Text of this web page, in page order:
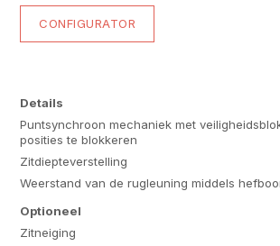
CONFIGURATOR
Details
Puntsynchroon mechaniek met
posities te blokkeren
Zitdiepteverstelling
Weerstand van de rugleuning middels
Optioneel
Zitneiging